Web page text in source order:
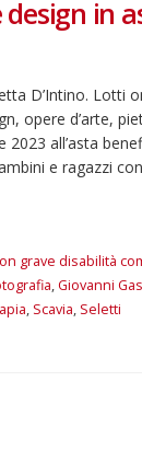
in
D’Intino. Lotti
opere d’arte,
all’asta
e ragazzi
grave disabilità
,Giovanni
, Scavia, Seletti